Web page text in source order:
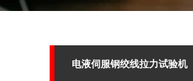
电液伺服钢绞线拉力试验机